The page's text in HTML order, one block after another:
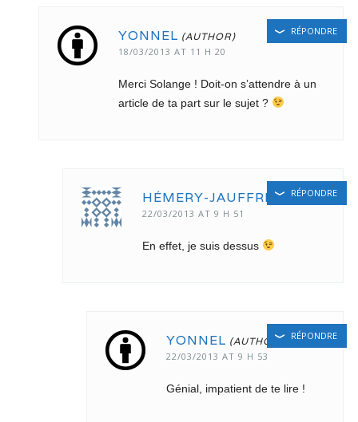
YONNEL
18/03/2013 AT 11 H 20
Merci Solange ! Doit-on s’attendre à un
article de ta part sur le sujet ?
RÉPONDRE
HÉMERY-JAUFFRET
22/03/2013 AT 9 H 51
En effet, je suis dessus
RÉPONDRE
YONNEL
22/03/2013 AT 9 H 53
Génial, impatient de te lire !
RÉPONDRE